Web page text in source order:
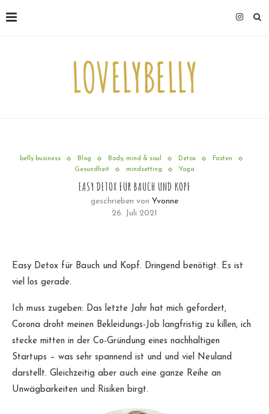
belly business Blog Body, mind & soul Detox
Fasten
Gesundheit
mindsetting Yoga
EASY DETOX FÜR BAUCH UND KOPF
geschrieben von Yvonne
26. Juli 2021
Easy Detox für Bauch und Kopf. Dringend benötigt. Es ist
viel los gerade.
Ich muss zugeben: Das letzte Jahr hat mich gefordert,
Corona droht meinen Bekleidungs-Job langfristig zu killen, ich
stecke mitten in der Co-Gründung eines nachhaltigen
Startups – was sehr spannend ist und und viel Neuland
darstellt. Gleichzeitig aber auch eine ganze Reihe an
Unwägbarkeiten und Risiken birgt.